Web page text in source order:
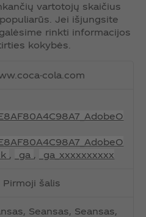
vartotojų skaičius
Jei išjungsite
rinkti informacijos
kokybės.
cola.com
_ga _ga_xxxxxxxxxx
Pirmoji šalis
Seansas, Seansas,